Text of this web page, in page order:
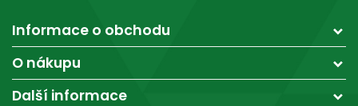
Informace o obchodu
O nákupu
Další informace